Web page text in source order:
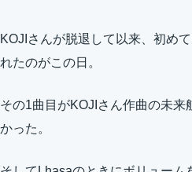
KOJIさんが脱退して以来、初め
れたのがこの日。
その1曲目がKOJIさん作曲の未
かった。